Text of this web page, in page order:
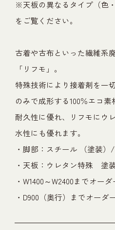
※天板の異なるタイプ（色
をご覧ください。
古着や古布といった繊維系
「リフモ」。
特殊技術により接着剤を一
のみで成形する100％エコ素
耐久性に優れ、リフモにウ
水性にも優れます。
・脚部：スチール （塗装）
・天板：ウレタン特殊 塗装
・W1400～W2400までオー
・D900（奥行）までオーダ